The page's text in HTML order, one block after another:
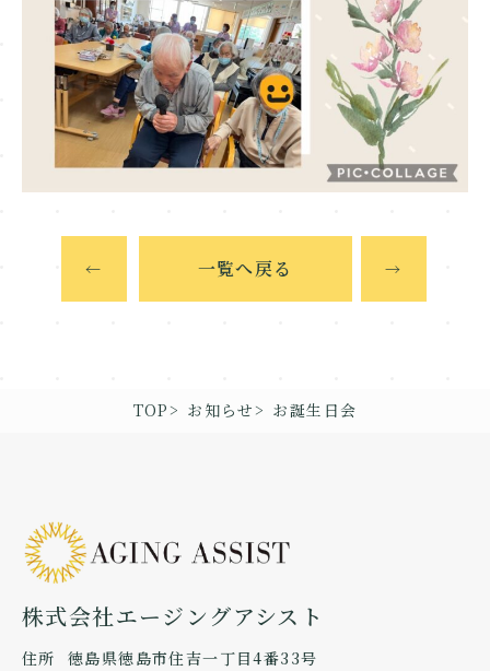
← 一覧へ戻る →
TOP お知らせ お誕生日会
株式会社エージングアシスト
住所
徳島県徳島市住吉一丁目4番33号